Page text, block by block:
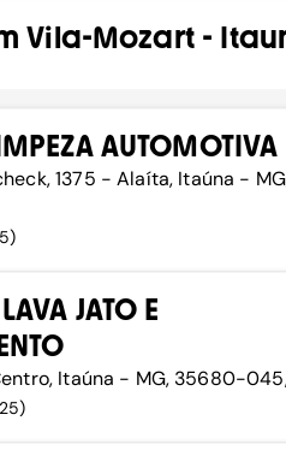
Vila-Mozart-
AUTOMOTIVA
1375 - Alaíta, Itaúna -
)
JATO E
Itaúna - MG, 35680-
)